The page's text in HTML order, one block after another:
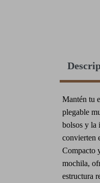
Mantén tu
plegable
bolsos y la
convierten
Compacto
mochila,
estructura